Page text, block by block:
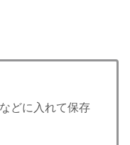
どに入れて保存